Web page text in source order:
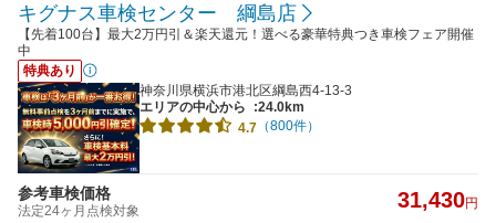
キグナス車検センター 綱島店
【先着100台】最大2万円引＆楽天還元！選べる豪華特典つき車検フェア開催
中
特典あり
神奈川県横浜市港北区綱島西4-13-3
エリアの中心から
:24.0km
4.7 （800件）
参考車検価格
法定24ヶ月点検対象 31,430円